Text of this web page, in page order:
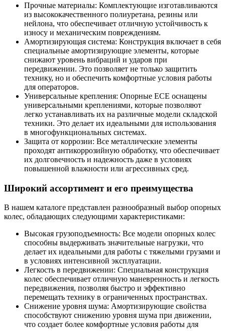
Прочные материалы: Комплектующие изготавливаются
из высококачественного полиуретана, резины или
нейлона, что обеспечивает отличную устойчивость к
износу и механическим повреждениям.
Амортизирующая система: Конструкция включает в себя
специальные амортизирующие элементы, которые
снижают уровень вибраций и ударов при
передвижении. Это позволяет не только защитить
технику, но и обеспечить комфортные условия работы
для операторов.
Универсальные крепления: Опорные ECE оснащены
универсальными креплениями, которые позволяют
легко устанавливать их на различные модели складской
техники. Это делает их идеальными для использования
в многофункциональных системах.
Защита от коррозии: Все металлические элементы
проходят антикоррозийную обработку, что обеспечивает
их долговечность и надежность даже в условиях
повышенной влажности или агрессивных сред.
Широкий ассортимент и его преимущества
В нашем каталоге представлен разнообразный выбор опорных
колес, обладающих следующими характеристиками:
Высокая грузоподъемность: Все модели опорных колес
способны выдерживать значительные нагрузки, что
делает их идеальными для работы с тяжелыми грузами и
в условиях интенсивной эксплуатации.
Легкость в передвижении: Специальная конструкция
колес обеспечивает отличную маневренность и легкость
передвижения, позволяя быстро и эффективно
перемещать технику в ограниченных пространствах.
Снижение уровня шума: Амортизирующие свойства
способствуют снижению уровня шума при движении,
что создает более комфортные условия работы для